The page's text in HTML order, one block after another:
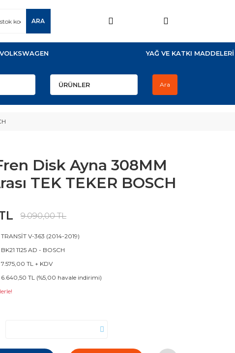
ARA
VOLKSWAGEN YAĞ VE KATKI MADDELERİ
Ara
Disk Ayna 308MM
TEK TEKER BOSCH
9.090,00 TL
TRANSİT V-363 (2014-2019)
BK21 1125 AD - BOSCH
7.575,00 TL + KDV
6.640,50 TL (%5,00 havale indirimi)